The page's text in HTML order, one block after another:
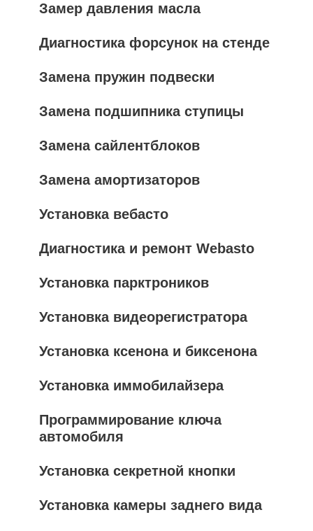
Замер давления масла
Диагностика форсунок на стенде
Замена пружин подвески
Замена подшипника ступицы
Замена сайлентблоков
Замена амортизаторов
Установка вебасто
Диагностика и ремонт Webasto
Установка парктроников
Установка видеорегистратора
Установка ксенона и биксенона
Установка иммобилайзера
Программирование ключа
автомобиля
Установка секретной кнопки
Установка камеры заднего вида